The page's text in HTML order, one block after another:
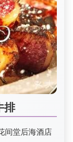
排
间堂后海酒店